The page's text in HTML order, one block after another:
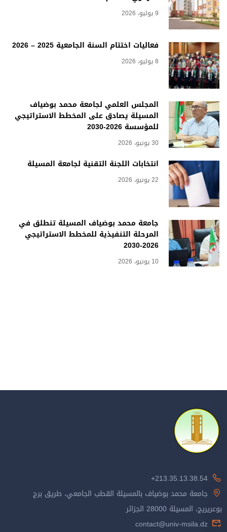
9 يوليو، 2026
فعاليات اختتام السنة الجامعية 2025 – 2026
8 يوليو، 2026
المجلس العلمي لجامعة محمد بوضياف
المسيلة يصادق على المخطط الاستراتيجي
للمؤسسة 2026-2030
30 يونيو، 2026
انتخابات اللجنة التقنية لجامعة المسيلة
22 يونيو، 2026
جامعة محمد بوضياف المسيلة تنطلق في
المرحلة التنفيذية للمخطط الاستراتيجي
2026-2030
10 يونيو، 2026
213.35.13.38.54+
جامعة محمد بوضياف بالمسيلة القطب الجامعي، طريق برج
بوعريريج، المسيلة 28000 الجزائر
contact@univ-msila.dz